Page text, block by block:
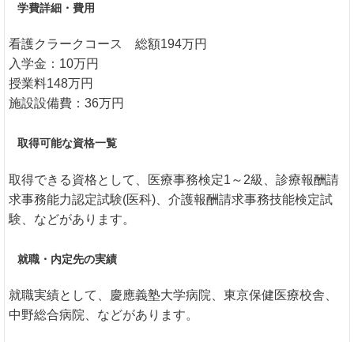
学費詳細・費用
看護クラークコース 総額194万円
入学金：10万円
授業料148万円
施設設備費：36万円
取得可能な資格一覧
取得できる資格として、医療事務検定1～2級、診療報酬請
求事務能力認定試験(医科)、介護報酬請求事務技能検定試
験、などがあります。
就職・内定先の実績
就職実績として、慶應義塾大学病院、東京保健医療校舎、
中野総合病院、などがあります。